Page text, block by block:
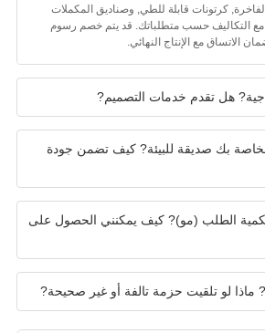
كرتونات قابلة للطي, وصناديق المكملات
حسب متطلباتك. قد يتم خصم رسوم
مع الإنتاج النهائي.
هل تقدم خدمات التصميم?
بك صديقة للبيئة? كيف تضمن جودة
الطلب (مو)? كيف يمكنني الحصول على
تلقيت حزمة تالفة أو غير صحيحة?